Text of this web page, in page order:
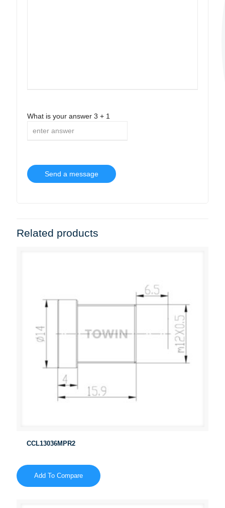
What is your answer 3 + 1
Related products
CCL13036MPR2
Add To Compare